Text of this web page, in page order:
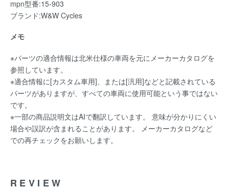
mpn型番:15-903
ブランド:W&W Cycles
メモ
※パーツの適合情報は北米仕様の車両を元にメーカーカタログを
参照しています。
※適合情報に[カスタム車用]、または[汎用]などと記載されている
パーツがありますが、すべての車両に使用可能という事ではない
です。
※一部の商品説明文はAIで翻訳しています。 意味が分かりにくい
場合や誤訳が含まれることがあります。 メーカーカタログなど
での再チェックをお願いします。
REVIEW